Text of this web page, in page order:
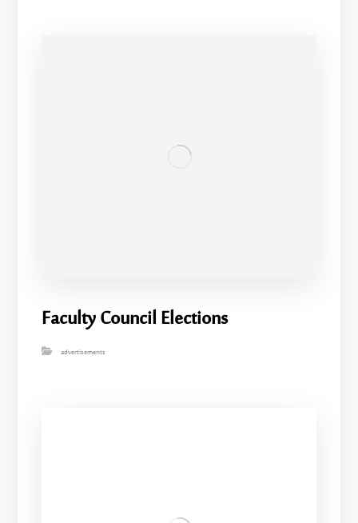
Faculty Council Elections
advertisements